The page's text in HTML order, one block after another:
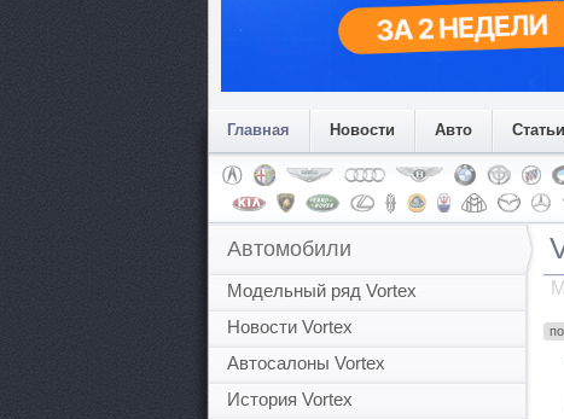
Главная Новости Авто Статьи
Автомобили
Модельный ряд Vortex
Новости Vortex
Автосалоны Vortex
История Vortex